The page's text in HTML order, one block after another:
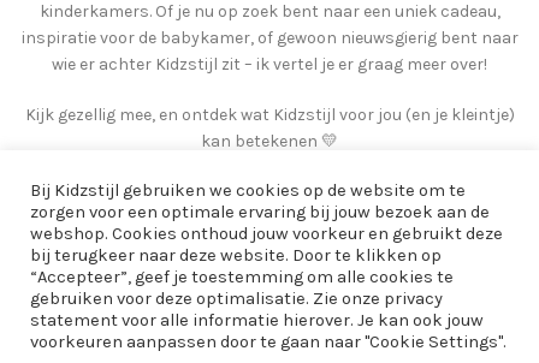
kinderkamers. Of je nu op zoek bent naar een uniek cadeau,
inspiratie voor de babykamer, of gewoon nieuwsgierig bent naar
wie er achter Kidzstijl zit – ik vertel je er graag meer over!
Kijk gezellig mee, en ontdek wat Kidzstijl voor jou (en je kleintje)
kan betekenen 💛
Bij Kidzstijl gebruiken we cookies op de website om te
zorgen voor een optimale ervaring bij jouw bezoek aan de
webshop. Cookies onthoud jouw voorkeur en gebruikt deze
bij terugkeer naar deze website. Door te klikken op
“Accepteer”, geef je toestemming om alle cookies te
gebruiken voor deze optimalisatie. Zie onze privacy
statement voor alle informatie hierover. Je kan ook jouw
voorkeuren aanpassen door te gaan naar "Cookie Settings".